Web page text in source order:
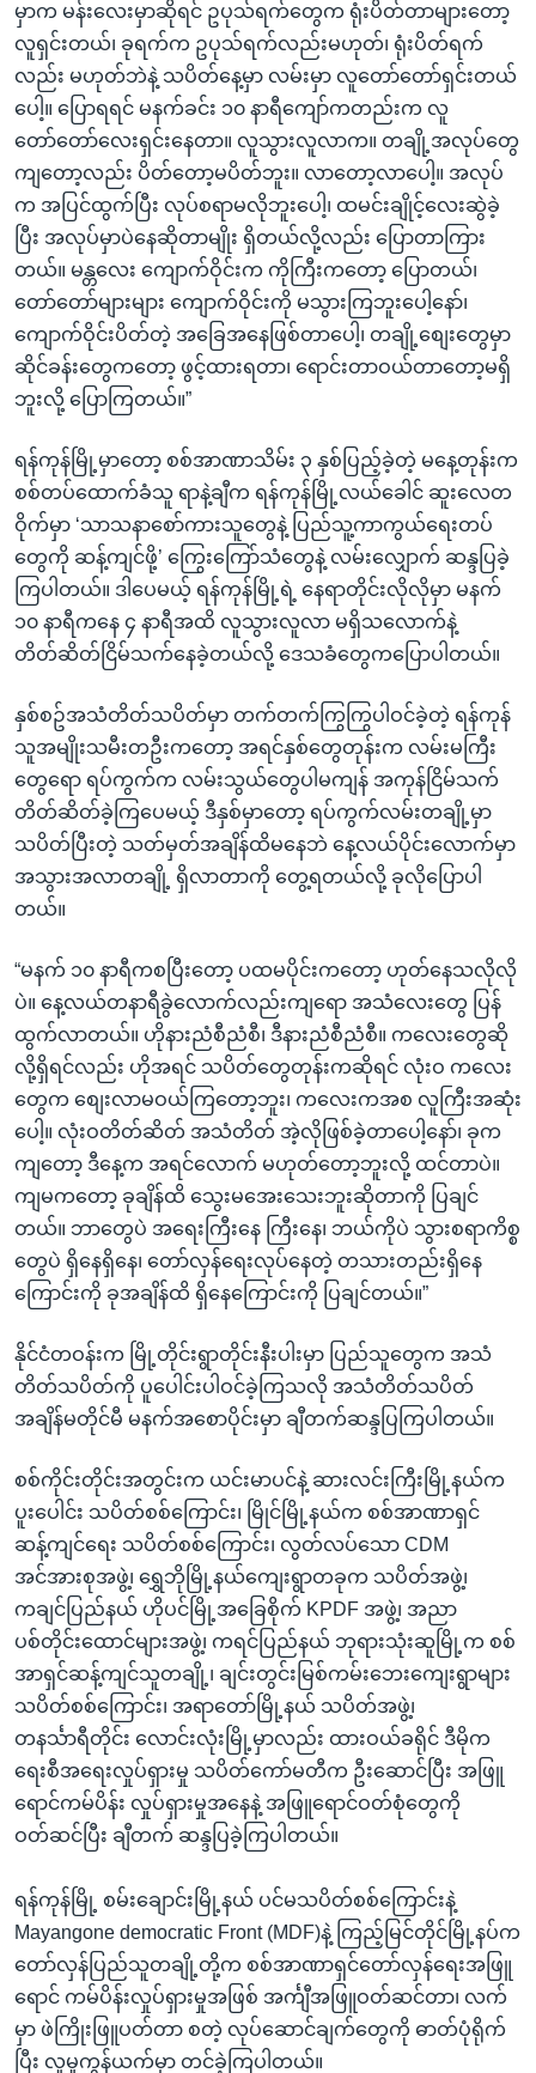
မှာက မန်းလေးမှာဆိုရင် ဥပုသ်ရက်တွေက ရုံးပိတ်တာများတော့
လူရှင်းတယ်၊ ခုရက်က ဥပုသ်ရက်လည်းမဟုတ်၊ ရုံးပိတ်ရက်
လည်း မဟုတ်ဘဲနဲ့ သပိတ်နေ့မှာ လမ်းမှာ လူတော်တော်ရှင်းတယ်
ပေါ့။ ပြောရရင် မနက်ခင်း ၁၀ နာရီကျော်ကတည်းက လူ
တော်တော်လေးရှင်းနေတာ။ လူသွားလူလာက။ တချို့အလုပ်တွေ
ကျတော့လည်း ပိတ်တော့မပိတ်ဘူး။ လာတော့လာပေါ့။ အလုပ်
က အပြင်ထွက်ပြီး လုပ်စရာမလိုဘူးပေါ့၊ ထမင်းချိုင့်လေးဆွဲခဲ့
ပြီး အလုပ်မှာပဲနေဆိုတာမျိုး ရှိတယ်လို့လည်း ပြောတာကြား
တယ်။ မန္တလေး ကျောက်ဝိုင်းက ကိုကြီးကတော့ ပြောတယ်၊
တော်တော်များများ ကျောက်ဝိုင်းကို မသွားကြဘူးပေါ့နော်၊
ကျောက်ဝိုင်းပိတ်တဲ့ အခြေအနေဖြစ်တာပေါ့၊ တချို့စျေးတွေမှာ
ဆိုင်ခန်းတွေကတော့ ဖွင့်ထားရတာ၊ ရောင်းတာဝယ်တာတော့မရှိ
ဘူးလို့ ပြောကြတယ်။”
ရန်ကုန်မြို့မှာတော့ စစ်အာဏာသိမ်း ၃ နှစ်ပြည့်ခဲ့တဲ့ မနေ့တုန်းက
စစ်တပ်ထောက်ခံသူ ရာနဲ့ချီက ရန်ကုန်မြို့လယ်ခေါင် ဆူးလေတ
ဝိုက်မှာ ‘သာသနာစော်ကားသူတွေနဲ့ ပြည်သူ့ကာကွယ်ရေးတပ်
တွေကို ဆန့်ကျင်ဖို့’ ကြွေးကြော်သံတွေနဲ့ လမ်းလျှောက် ဆန္ဒပြခဲ့
ကြပါတယ်။ ဒါပေမယ့် ရန်ကုန်မြို့ရဲ့ နေရာတိုင်းလိုလိုမှာ မနက်
၁၀ နာရီကနေ ၄ နာရီအထိ လူသွားလူလာ မရှိသလောက်နဲ့
တိတ်ဆိတ်ငြိမ်သက်နေခဲ့တယ်လို့ ဒေသခံတွေကပြောပါတယ်။
နှစ်စဥ်အသံတိတ်သပိတ်မှာ တက်တက်ကြွကြွပါဝင်ခဲ့တဲ့ ရန်ကုန်
သူအမျိုးသမီးတဦးကတော့ အရင်နှစ်တွေတုန်းက လမ်းမကြီး
တွေရော ရပ်ကွက်က လမ်းသွယ်တွေပါမကျန် အကုန်ငြိမ်သက်
တိတ်ဆိတ်ခဲ့ကြပေမယ့် ဒီနှစ်မှာတော့ ရပ်ကွက်လမ်းတချို့မှာ
သပိတ်ပြီးတဲ့ သတ်မှတ်အချိန်ထိမနေဘဲ နေ့လယ်ပိုင်းလောက်မှာ
အသွားအလာတချို့ ရှိလာတာကို တွေ့ရတယ်လို့ ခုလိုပြောပါ
တယ်။
“မနက် ၁၀ နာရီကစပြီးတော့ ပထမပိုင်းကတော့ ဟုတ်နေသလိုလို
ပဲ။ နေ့လယ်တနာရီခွဲလောက်လည်းကျရော အသံလေးတွေ ပြန်
ထွက်လာတယ်။ ဟိုနားညံစီညံစီ၊ ဒီနားညံစီညံစီ။ ကလေးတွေဆို
လို့ရှိရင်လည်း ဟိုအရင် သပိတ်တွေတုန်းကဆိုရင် လုံးဝ ကလေး
တွေက စျေးလာမဝယ်ကြတော့ဘူး၊ ကလေးကအစ လူကြီးအဆုံး
ပေါ့။ လုံးဝတိတ်ဆိတ် အသံတိတ် အဲ့လိုဖြစ်ခဲ့တာပေါ့နော်၊ ခုက
ကျတော့ ဒီနေ့က အရင်လောက် မဟုတ်တော့ဘူးလို့ ထင်တာပဲ။
ကျမကတော့ ခုချိန်ထိ သွေးမအေးသေးဘူးဆိုတာကို ပြချင်
တယ်။ ဘာတွေပဲ အရေးကြီးနေ ကြီးနေ၊ ဘယ်ကိုပဲ သွားစရာကိစ္စ
တွေပဲ ရှိနေရှိနေ၊ တော်လှန်ရေးလုပ်နေတဲ့ တသားတည်းရှိနေ
ကြောင်းကို ခုအချိန်ထိ ရှိနေကြောင်းကို ပြချင်တယ်။”
နိုင်ငံတဝန်းက မြို့တိုင်းရွာတိုင်းနီးပါးမှာ ပြည်သူတွေက အသံ
တိတ်သပိတ်ကို ပူပေါင်းပါဝင်ခဲ့ကြသလို အသံတိတ်သပိတ်
အချိန်မတိုင်မီ မနက်အစောပိုင်းမှာ ချီတက်ဆန္ဒပြကြပါတယ်။
စစ်ကိုင်းတိုင်းအတွင်းက ယင်းမာပင်နဲ့ ဆားလင်းကြီးမြို့နယ်က
ပူးပေါင်း သပိတ်စစ်ကြောင်း၊ မြိုင်မြို့နယ်က စစ်အာဏာရှင်
ဆန့်ကျင်ရေး သပိတ်စစ်ကြောင်း၊ လွတ်လပ်သော CDM
အင်အားစုအဖွဲ့၊ ရွှေဘိုမြို့နယ်ကျေးရွာတခုက သပိတ်အဖွဲ့၊
ကချင်ပြည်နယ် ဟိုပင်မြို့အခြေစိုက် KPDF အဖွဲ့၊ အညာ
ပစ်တိုင်းထောင်များအဖွဲ့၊ ကရင်ပြည်နယ် ဘုရားသုံးဆူမြို့က စစ်
အာရှင်ဆန့်ကျင်သူတချို့၊ ချင်းတွင်းမြစ်ကမ်းဘေးကျေးရွာများ
သပိတ်စစ်ကြောင်း၊ အရာတော်မြို့နယ် သပိတ်အဖွဲ့၊
တနင်္သာရီတိုင်း လောင်းလုံးမြို့မှာလည်း ထားဝယ်ခရိုင် ဒီမိုက
ရေးစီအရေးလှုပ်ရှားမှု သပိတ်ကော်မတီက ဦးဆောင်ပြီး အဖြူ
ရောင်ကမ်ပိန်း လှုပ်ရှားမှုအနေနဲ့ အဖြူရောင်ဝတ်စုံတွေကို
ဝတ်ဆင်ပြီး ချီတက် ဆန္ဒပြခဲ့ကြပါတယ်။
ရန်ကုန်မြို့ စမ်းချောင်းမြို့နယ် ပင်မသပိတ်စစ်ကြောင်းနဲ့
Mayangone democratic Front (MDF)နဲ့ ကြည့်မြင်တိုင်မြို့နပ်က
တော်လှန်ပြည်သူတချို့တို့က စစ်အာဏာရှင်တော်လှန်ရေးအဖြူ
ရောင် ကမ်ပိန်းလှုပ်ရှားမှုအဖြစ် အင်္ကျီအဖြူဝတ်ဆင်တာ၊ လက်
မှာ ဖဲကြိုးဖြူပတ်တာ စတဲ့ လုပ်ဆောင်ချက်တွေကို ဓာတ်ပုံရိုက်
ပြီး လူမှုကွန်ယက်မှာ တင်ခဲ့ကြပါတယ်။